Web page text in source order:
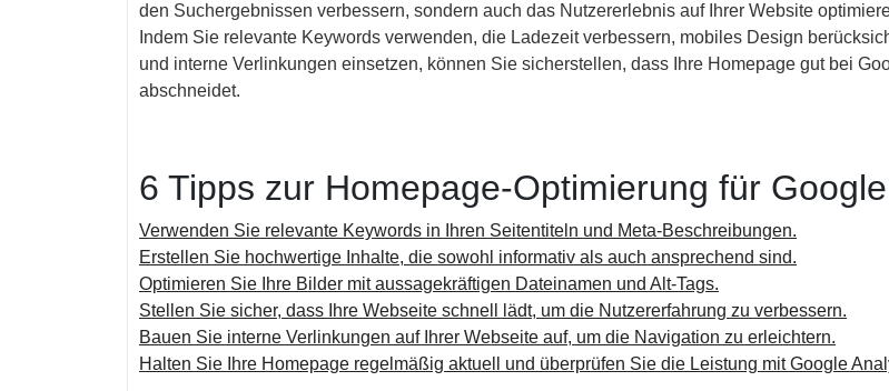
den Suchergebnissen verbessern, sondern auch das Nutzererlebnis auf Ihrer Website
Indem Sie relevante Keywords verwenden, die Ladezeit verbessern, mobiles Design
und interne Verlinkungen einsetzen, können Sie sicherstellen, dass Ihre Homepage gut bei
abschneidet.
6 Tipps zur Homepage-Optimierung für Google
Verwenden Sie relevante Keywords in Ihren Seitentiteln und Meta-Beschreibungen.
Erstellen Sie hochwertige Inhalte, die sowohl informativ als auch ansprechend sind.
Optimieren Sie Ihre Bilder mit aussagekräftigen Dateinamen und Alt-Tags.
Stellen Sie sicher, dass Ihre Webseite schnell lädt, um die Nutzererfahrung zu verbessern.
Bauen Sie interne Verlinkungen auf Ihrer Webseite auf, um die Navigation zu erleichtern.
Halten Sie Ihre Homepage regelmäßig aktuell und überprüfen Sie die Leistung mit Google